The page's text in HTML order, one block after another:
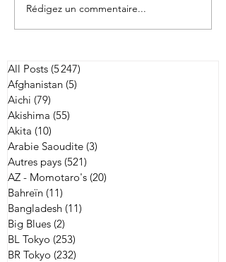
Andrew Ellis nommé
entraîneur-chef de Kobe
Rédigez un commentaire...
All Posts (5 247)
Afghanistan (5)
Aichi (79)
Akishima (55)
Akita (10)
Arabie Saoudite (3)
Autres pays (521)
AZ - Momotaro's (20)
Bahreïn (11)
Bangladesh (11)
Big Blues (2)
BL Tokyo (253)
BR Tokyo (232)